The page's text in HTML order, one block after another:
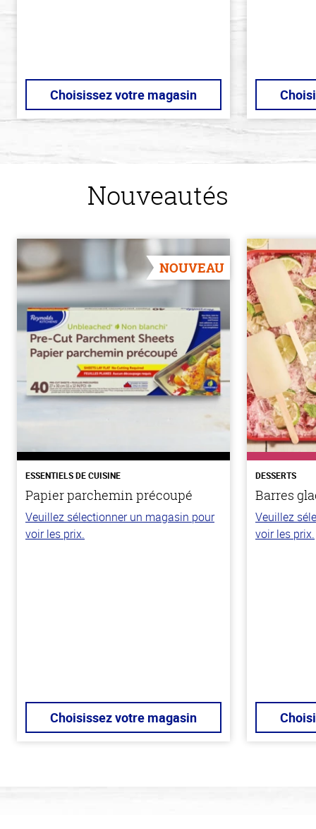
Choisissez votre magasin
Nouveautés
NOUVEAU
ESSENTIELS DE CUISINE
Papier parchemin précoupé
Veuillez sélectionner un magasin pour
voir les prix.
Choisissez votre magasin
DESSERTS
Barres
Veuillez
voir les prix.